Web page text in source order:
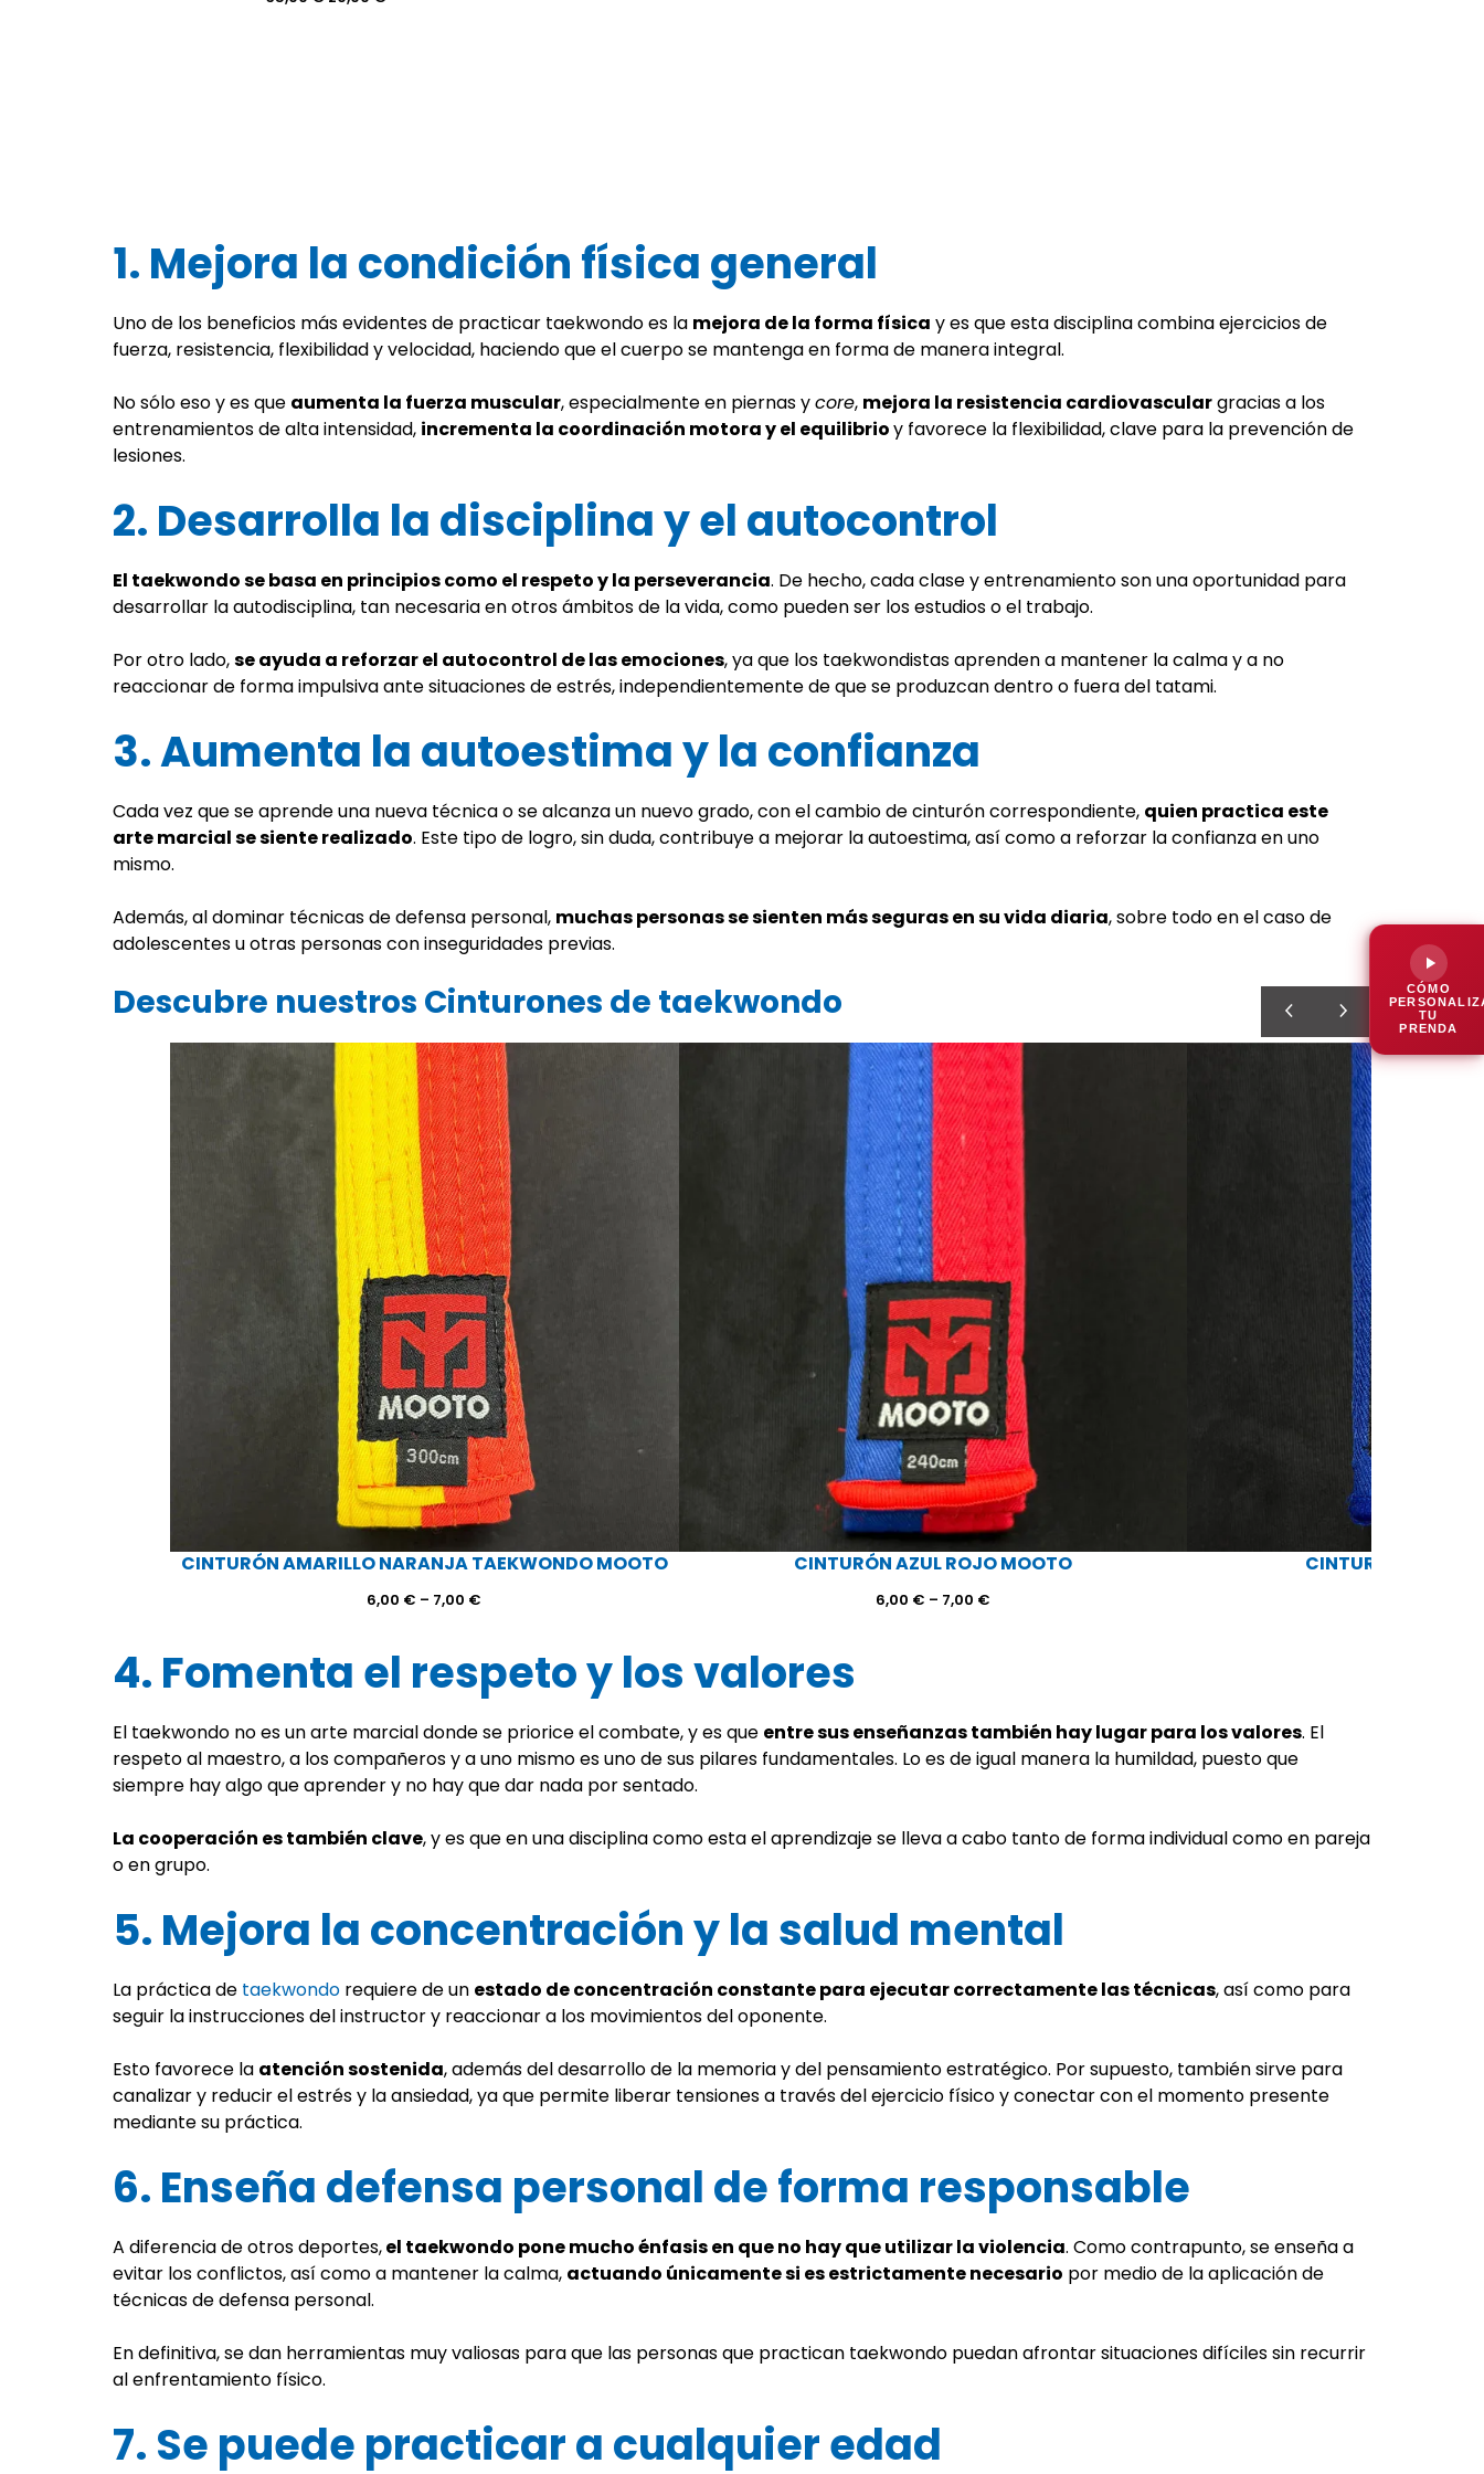
1. Mejora la condición física general
Uno de los beneficios más evidentes de practicar taekwondo es la mejora de la forma física y es que esta disciplina combina ejercicios de
fuerza, resistencia, flexibilidad y velocidad, haciendo que el cuerpo se mantenga en forma de manera integral.
No sólo eso y es que aumenta la fuerza muscular, especialmente en piernas ycore, mejora la resistencia cardiovasculargracias a los
entrenamientos de alta intensidad, incrementa la coordinación motora y el equilibrioy favorece la flexibilidad, clave para la prevención de
lesiones.
2. Desarrolla la disciplina y el autocontrol
El taekwondo se basa en principios como el respeto y la perseverancia. De hecho, cada clase y entrenamiento son una oportunidad para
desarrollar la autodisciplina, tan necesaria en otros ámbitos de la vida, como pueden ser los estudios o el trabajo.
Por otro lado,se ayuda a reforzar el autocontrol de las emociones, ya que los taekwondistas aprenden a mantener la calma y a no
reaccionar de forma impulsiva ante situaciones de estrés, independientemente de que se produzcan dentro o fuera del tatami.
3. Aumenta la autoestima y la confianza
Cada vez que se aprende una nueva técnica o se alcanza un nuevo grado, con el cambio de cinturón correspondiente, quien practica este
arte marcial se siente realizado. Este tipo de logro, sin duda, contribuye a mejorar la autoestima, así como a reforzar la confianza en uno
mismo.
Además, al dominar técnicas de defensa personal, muchas personas se sienten más seguras en su vida diaria, sobre todo en el caso de
adolescentes u otras personas con inseguridades previas.
Descubre nuestros Cinturones de taekwondo
CINTURÓN AMARILLO NARANJA TAEKWONDO MOOTO
6,00 € – 7,00 €
desde
6,00 €
hasta
7,00 €
CINTURÓN AZUL ROJO MOOTO
6,00 € – 7,00 €
7,00 €
CINTURÓN AZUL
4. Fomenta el respeto y los valores
El taekwondo no es un arte marcial donde se priorice el combate, y es que entre sus enseñanzas también hay lugar para los valores. El
respeto al maestro, a los compañeros y a uno mismo es uno de sus pilares fundamentales. Lo es de igual manera la humildad, puesto que
siempre hay algo que aprender y no hay que dar nada por sentado.
La cooperación es también clave, y es que en una disciplina como esta el aprendizaje se lleva a cabo tanto de forma individual como en pareja
o en grupo.
5. Mejora la concentración y la salud mental
La práctica de taekwondo requiere de un estado de concentración constante para ejecutar correctamente las técnicas, así como para
seguir la instrucciones del instructor y reaccionar a los movimientos del oponente.
Esto favorece la atención sostenida, además del desarrollo de la memoria y del pensamiento estratégico. Por supuesto, también sirve para
canalizar y reducir el estrés y la ansiedad, ya que permite liberar tensiones a través del ejercicio físico y conectar con el momento presente
mediante su práctica.
6. Enseña defensa personal de forma responsable
A diferencia de otros deportes,el taekwondo pone mucho énfasis en que no hay que utilizar la violencia. Como contrapunto, se enseña a
evitar los conflictos, así como a mantener la calma, actuando únicamente si es estrictamente necesario por medio de la aplicación de
técnicas de defensa personal.
En definitiva, se dan herramientas muy valiosas para que las personas que practican taekwondo puedan afrontar situaciones difíciles sin recurrir
al enfrentamiento físico.
7. Se puede practicar a cualquier edad
CÓMO
TU
PRENDA